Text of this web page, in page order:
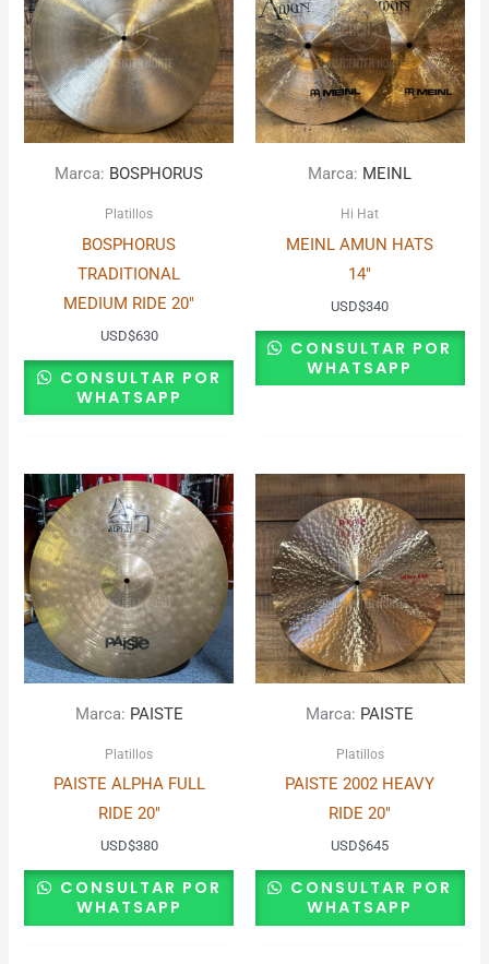
Marca: BOSPHORUS
Platillos
BOSPHORUS
TRADITIONAL
MEDIUM RIDE 20″
USD$630
CONSULTAR POR
WHATSAPP
Marca: MEINL
Hi Hat
MEINL AMUN HATS
14″
USD$340
CONSULTAR POR
WHATSAPP
Marca: PAISTE
Platillos
PAISTE ALPHA FULL
RIDE 20″
USD$380
CONSULTAR POR
WHATSAPP
Marca: PAISTE
Platillos
PAISTE 2002 HEAVY
RIDE 20″
USD$645
CONSULTAR POR
WHATSAPP